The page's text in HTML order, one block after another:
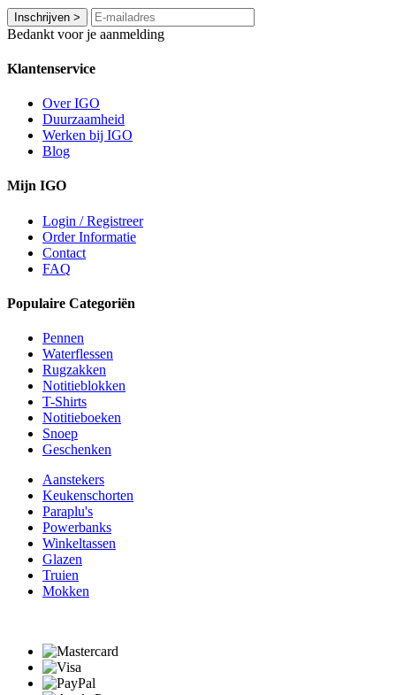
Inschrijven >
Bedankt voor je aanmelding
Klantenservice
Over IGO
Duurzaamheid
Werken bij IGO
Blog
Mijn IGO
Login / Registreer
Order Informatie
Contact
FAQ
Populaire Categoriën
Pennen
Waterflessen
Rugzakken
Notitieblokken
T-Shirts
Notitieboeken
Snoep
Geschenken
Aanstekers
Keukenschorten
Paraplu's
Powerbanks
Winkeltassen
Glazen
Truien
Mokken